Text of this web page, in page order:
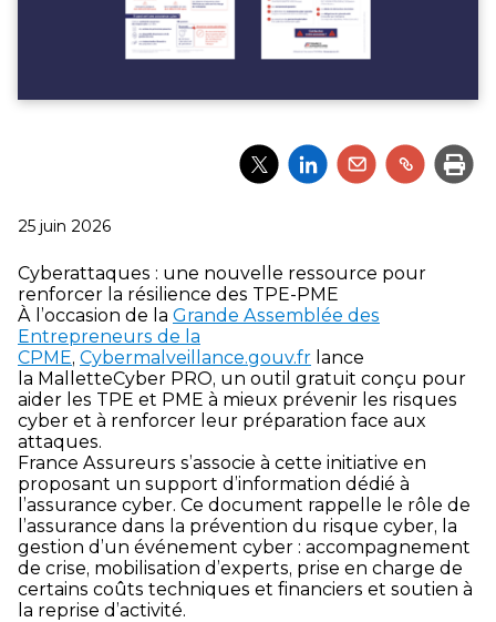
Partager
l'article
Partager
l'article
Partager
l'article
Partager
l'article
Publié
25 juin 2026
Cyberattaques : une nouvelle ressource pour
renforcer la résilience des TPE-PME
À l’occasion de la Grande Assemblée des
Entrepreneurs de la
CPME, Cybermalveillance.gouv.fr lance
la MalletteCyber PRO, un outil gratuit conçu pour
aider les TPE et PME à mieux prévenir les risques
cyber et à renforcer leur préparation face aux
attaques.
France Assureurs s’associe à cette initiative en
proposant un support d’information dédié à
l’assurance cyber. Ce document rappelle le rôle de
l’assurance dans la prévention du risque cyber, la
gestion d’un événement cyber : accompagnement
de crise, mobilisation d’experts, prise en charge de
certains coûts techniques et financiers et soutien à
la reprise d’activité.